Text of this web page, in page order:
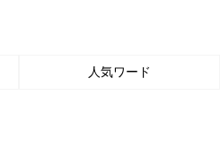
人気ワード